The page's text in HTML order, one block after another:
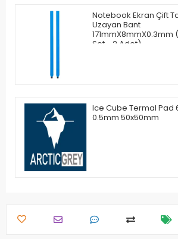
Notebook Ekran Çift
Uzayan Bant
171mmX8mmX0.3mm
Set - 2 Adet)
Ice Cube Termal Pad
0.5mm 50x50mm